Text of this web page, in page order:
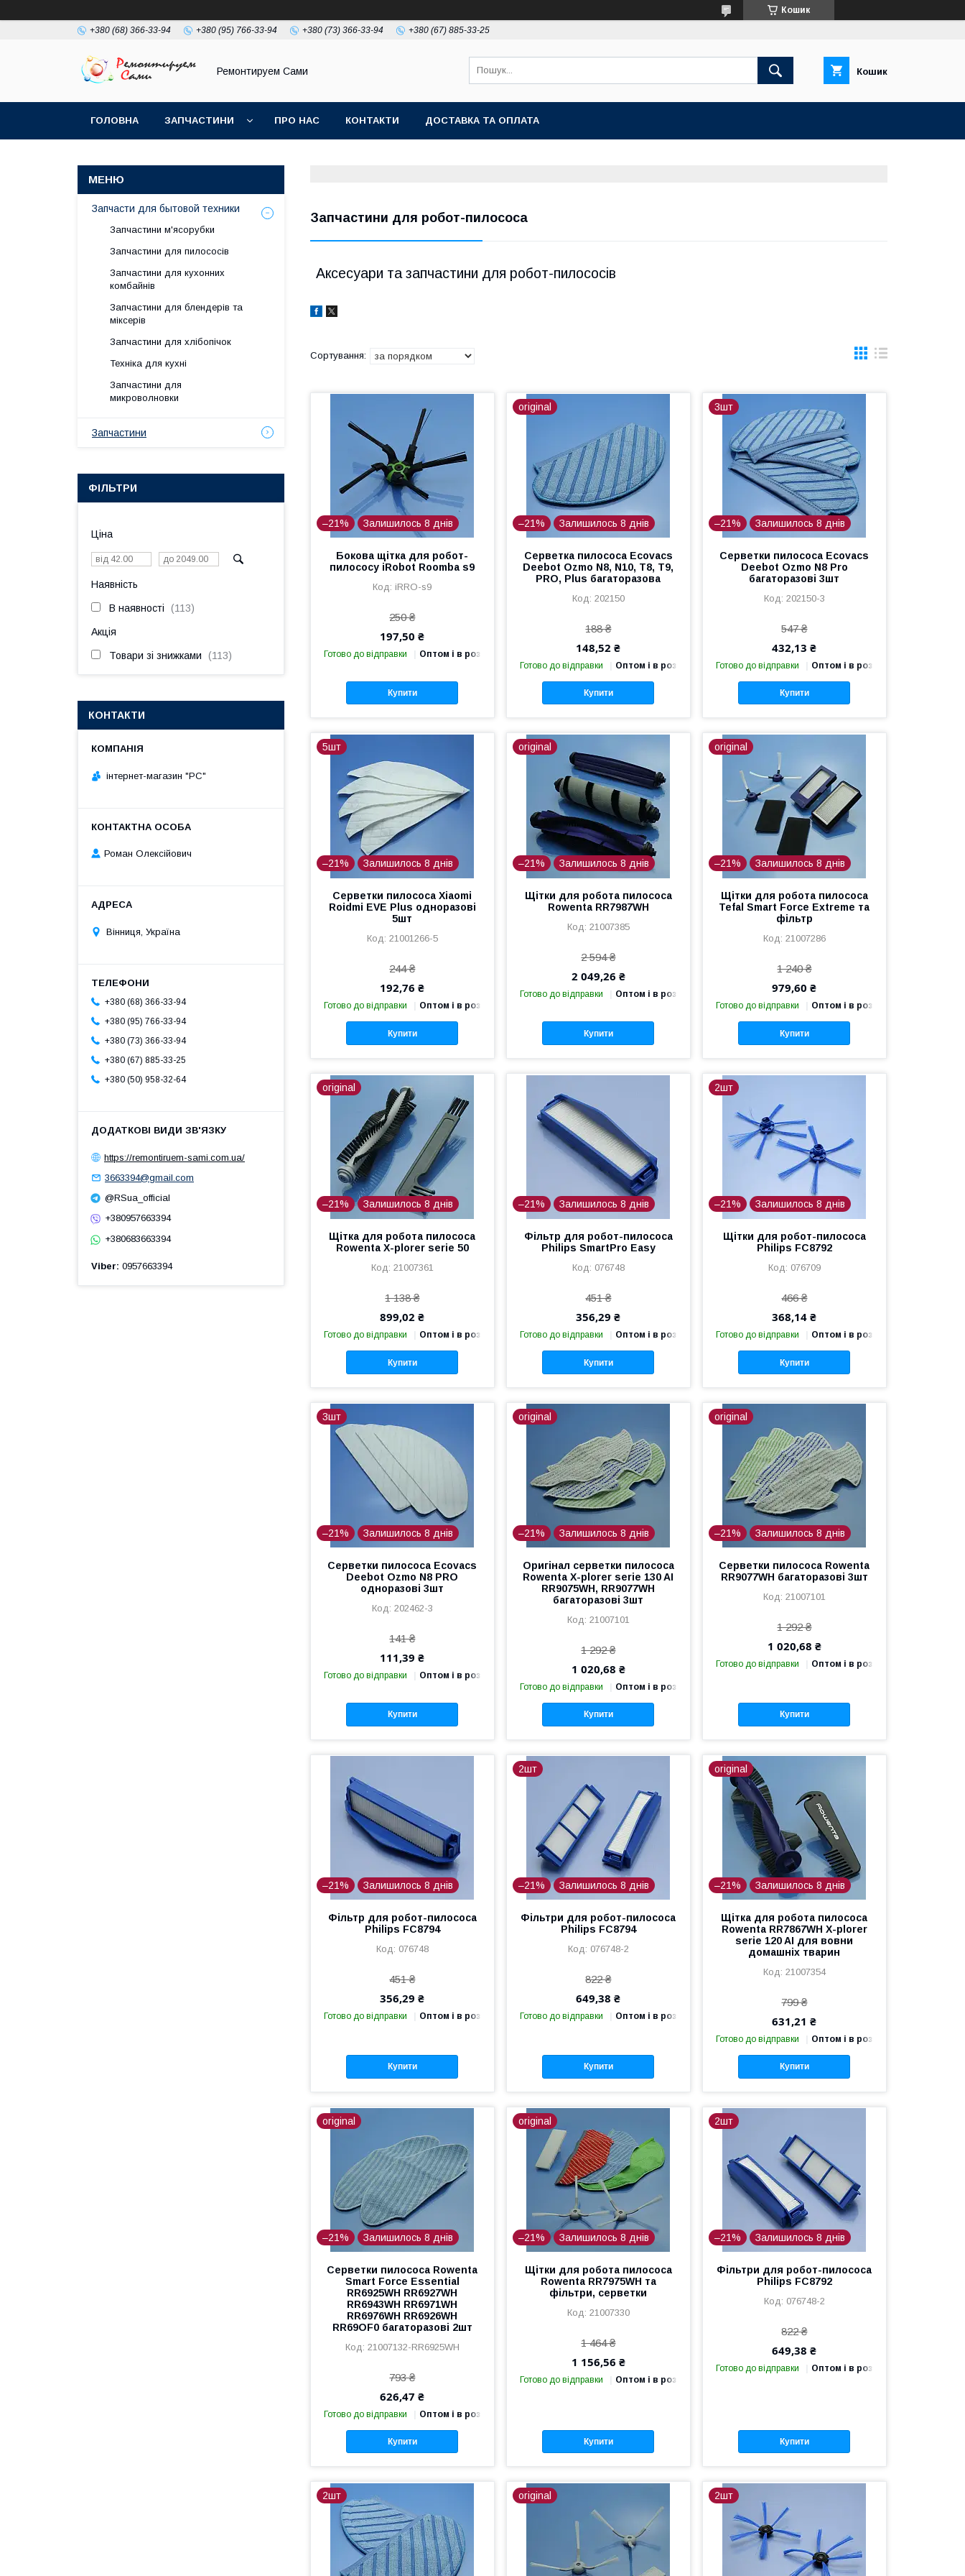
Кошик
+380 (68) 366-33-94 +380 (95) 766-33-94 +380 (73) 366-33-94 +380 (67) 885-33-25
Ремонтируем Сами Кошик
ГОЛОВНА ЗАПЧАСТИНИ ПРО НАС КОНТАКТИ ДОСТАВКА ТА ОПЛАТА
Запчастини для робот-пилососа
Аксесуари та запчастини для робот-пилососів
–21% Залишилось 8 днів
Бокова щітка для робот-
пилососу iRobot Roomba s9
iRRO-s9
250 ₴
197,50 ₴
Готово до відправки Оптом і в роздріб
Купити
original
–21% Залишилось 8 днів
Серветка пилососа Ecovacs
Deebot Ozmo N8, N10, T8, T9,
PRO, Plus багаторазова
202150
188 ₴
148,52 ₴
Готово до відправки Оптом і в роздріб
Купити
3шт
–21% Залишилось 8 днів
Серветки пилососа Ecovacs
Deebot Ozmo N8 Pro
багаторазові 3шт
202150-3
547 ₴
432,13 ₴
Готово до відправки Оптом і в роздріб
Купити
5шт
–21% Залишилось 8 днів
Серветки пилососа Xiaomi
Roidmi EVE Plus одноразові
5шт
21001266-5
244 ₴
192,76 ₴
Готово до відправки Оптом і в роздріб
Купити
original
–21% Залишилось 8 днів
Щітки для робота пилососа
Rowenta RR7987WH
21007385
2 594 ₴
2 049,26 ₴
Готово до відправки Оптом і в роздріб
Купити
original
–21% Залишилось 8 днів
Щітки для робота пилососа
Tefal Smart Force Extreme та
фільтр
21007286
1 240 ₴
979,60 ₴
Готово до відправки Оптом і в роздріб
Купити
original
–21% Залишилось 8 днів
Щітка для робота пилососа
Rowenta X-plorer serie 50
21007361
1 138 ₴
899,02 ₴
Готово до відправки Оптом і в роздріб
Купити
–21% Залишилось 8 днів
Фільтр для робот-пилососа
Philips SmartPro Easy
076748
451 ₴
356,29 ₴
Готово до відправки Оптом і в роздріб
Купити
2шт
–21% Залишилось 8 днів
Щітки для робот-пилососа
Philips FC8792
076709
466 ₴
368,14 ₴
Готово до відправки Оптом і в роздріб
Купити
3шт
–21% Залишилось 8 днів
Серветки пилососа Ecovacs
Deebot Ozmo N8 PRO
одноразові 3шт
202462-3
141 ₴
111,39 ₴
Готово до відправки Оптом і в роздріб
Купити
original
–21% Залишилось 8 днів
Оригінал серветки пилососа
Rowenta X-plorer serie 130 AI
RR9075WH, RR9077WH
багаторазові 3шт
21007101
1 292 ₴
1 020,68 ₴
Готово до відправки Оптом і в роздріб
Купити
original
–21% Залишилось 8 днів
Серветки пилососа Rowenta
RR9077WH багаторазові 3шт
21007101
1 292 ₴
1 020,68 ₴
Готово до відправки Оптом і в роздріб
Купити
–21% Залишилось 8 днів
Фільтр для робот-пилососа
Philips FC8794
076748
451 ₴
356,29 ₴
Готово до відправки Оптом і в роздріб
Купити
2шт
–21% Залишилось 8 днів
Фільтри для робот-пилососа
Philips FC8794
076748-2
822 ₴
649,38 ₴
Готово до відправки Оптом і в роздріб
Купити
original
–21% Залишилось 8 днів
Щітка для робота пилососа
Rowenta RR7867WH X-plorer
serie 120 AI для вовни
домашніх тварин
21007354
799 ₴
631,21 ₴
Готово до відправки Оптом і в роздріб
Купити
original
–21% Залишилось 8 днів
Серветки пилососа Rowenta
Smart Force Essential
RR6925WH RR6927WH
RR6943WH RR6971WH
RR6976WH RR6926WH
RR69OF0 багаторазові 2шт
21007132-RR6925WH
793 ₴
626,47 ₴
Готово до відправки Оптом і в роздріб
Купити
original
–21% Залишилось 8 днів
Щітки для робота пилососа
Rowenta RR7975WH та
фільтри, серветки
21007330
1 464 ₴
1 156,56 ₴
Готово до відправки Оптом і в роздріб
Купити
2шт
–21% Залишилось 8 днів
Фільтри для робот-пилососа
Philips FC8792
076748-2
822 ₴
649,38 ₴
Готово до відправки Оптом і в роздріб
Купити
2шт original 2шт
Запчасти для бытовой техники
Запчастини м'ясорубки
Запчастини для пилососів
Запчастини для кухонних
комбайнів
Запчастини для блендерів та
міксерів
Запчастини для хлібопічок
Техніка для кухні
Запчастини для
микроволновки
Запчастини
ФІЛЬТРИ
Ціна
Наявність
В наявності 113
Акція
Товари зі знижками 113
КОНТАКТИ
інтернет-магазин "РС"
Роман Олексійович
Вінниця, Україна
+380 (68) 366-33-94
+380 (95) 766-33-94
+380 (73) 366-33-94
+380 (67) 885-33-25
+380 (50) 958-32-64
https://remontiruem-sami.com.ua/
3663394@gmail.com
@RSua_official
+380957663394
+380683663394
Viber 0957663394